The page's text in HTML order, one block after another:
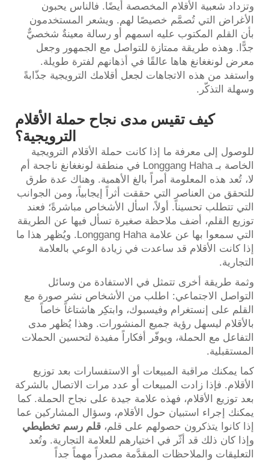
وتزداد شعبية الأقلام المخصصة أيضًا. فالناس يحبون
الأغراض التي تُصمَّم خصيصًا لهم. ويشعر المستخدمون
بأن القلم المكتوب عليه اسمهم أو رسالة معينةٌ شخصيٌّ
جدًّا. وهذه طريقة ممتازة للتواصل مع الجمهور وجعل
معرض لونغغانغ هاها عالقًا في أذهانهم لفترة طويلة.
واستفد من هذه الاتجاهات لجعل أقلامك الترويجية جذّابةً
وسهلة التذكّر.
كيف تقيس مدى نجاح حملة الأقلام
الترويجية؟
للوصول إلى معرفة ما إذا كانت حملة الأقلام الترويجية
الخاصة بـ Longgang Haha في منطقة لونغغانغ ناجحة أم
لا، تُعد هذه المعلومة أمراً بالغ الأهمية. وهناك عدة طرق
للتحقق من العناصر التي حققت أثراً إيجابياً، ومن الجوانب
التي تتطلب تحسيناً. أولاً، اسأل الأشخاص مباشرةً؛ فعند
توزيع القلم، أضف ملاحظة صغيرة تسأل فيها عن الطريقة
التي سمعوا بها عن علامة Longgang Haha. ويُظهر هذا ما
إذا كانت الأقلام قد ساعدت في زيادة الوعي بالعلامة
التجارية.
وثمة طريقة أخرى تتمثل في الاستفادة من وسائل
التواصل الاجتماعي: اطلب من الأشخاص نشر صورة مع
القلم على إنستغرام وفيسبوك، وابتكِر هاشتاغاً خاصاً
بالأقلام ليسهل رؤية جميع المنشورات. وهذا يُظهر مدى
التفاعل مع الحملة، ويوفّر أفكاراً مفيدة لتحسين الحملات
المستقبلية.
كما يمكنك مراقبة المبيعات أو الاستفسارات بعد توزيع
الأقلام. فإذا زادت المبيعات أو عدد مرات الاتصال بالشركة
بعد توزيع الأقلام، فهذه علامة جيدة على نجاح الحملة. كما
يمكنك إجراء استبيان حول الأقلام، وسؤال المشاركين عما
إذا كانوا يتذكرون حصولهم على قلم، قلم رسم تخطيطي
وإذا كان ذلك قد أثّر في اختيارهم للعلامة التجارية. وتُعد
التعليقات والملاحظات المقدَّمة مصدراً مهماً جداً